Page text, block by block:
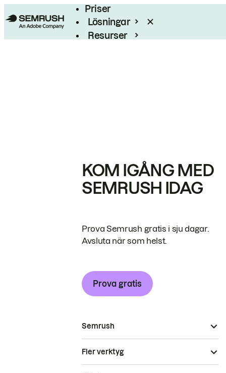
Priser
Lösningar
Resurser
KOM IGÅNG MED
SEMRUSH IDAG
Prova Semrush gratis i sju dagar.
Avsluta när som helst.
Prova gratis
Semrush
Fler verktyg